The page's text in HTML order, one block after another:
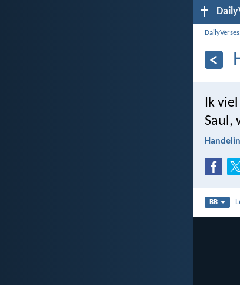
Ik
Saul,
BB